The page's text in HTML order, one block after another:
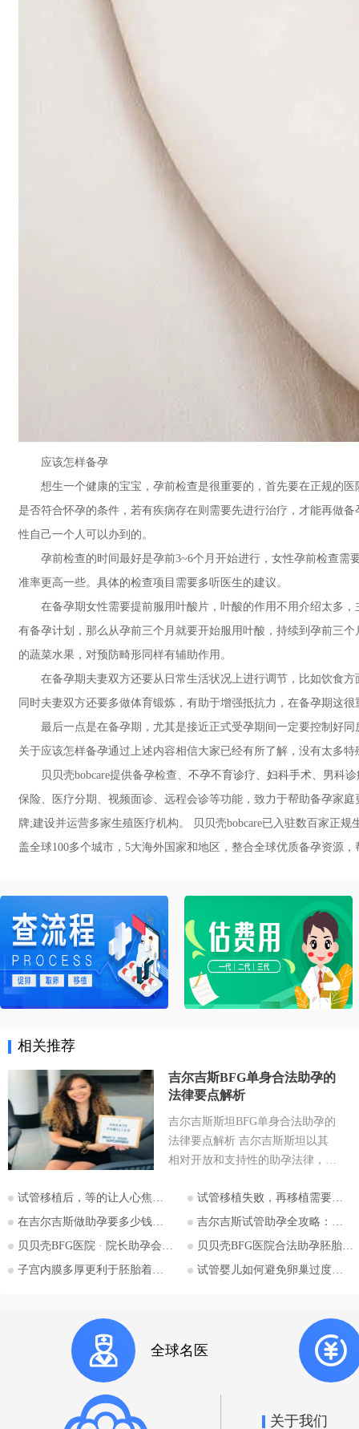
应该怎样备孕
想生一个健康的宝宝，孕前检查是很重要的，首先要在正规的医
是否符合怀孕的条件，若有疾病存在则需要先进行治疗，才能再做
性自己一个人可以办到的。
孕前检查的时间最好是孕前3~6个月开始进行，女性孕前检查需
准率更高一些。具体的检查项目需要多听医生的建议。
在备孕期女性需要提前服用叶酸片，叶酸的作用不用介绍太多，
有备孕计划，那么从孕前三个月就要开始服用叶酸，持续到孕前三
的蔬菜水果，对预防畸形同样有辅助作用。
在备孕期夫妻双方还要从日常生活状况上进行调节，比如饮食方
同时夫妻双方还要多做体育锻炼，有助于增强抵抗力，在备孕期这很
最后一点是在备孕期，尤其是接近正式受孕期间一定要控制好同
关于应该怎样备孕通过上述内容相信大家已经有所了解，没有太多
贝贝壳bobcare提供备孕检查、 不孕不育诊疗、 妇科手术、男科
保险、医疗分期、视频面诊、远程会诊等功能，致力于帮助备孕家
牌;建设并运营多家生殖医疗机构。 贝贝壳bobcare已入驻数百家正
盖全球100多个城市，5大海外国家和地区，整合全球优质备孕资源
相关推荐
吉尔吉斯BFG单身合法助孕的
法律要点解析
吉尔吉斯斯坦BFG单身合法助孕的
法律要点解析 吉尔吉斯斯坦以其
相对开放和支持性的助孕法律，成
地。特别是对于希望通过助孕实现
为人父母梦想的单身人士，吉尔吉
斯斯坦的法律框架值得深入探讨。
法律的核心要点，并特别关注单身
拉套大学附属BFG生殖妇产医院的
咨询信息。 核心要点一：吉尔吉
斯斯坦助孕法律概述 吉尔吉斯斯
试管移植后，等的让人心焦的胎心和胎芽，何时会出现？
试管移植失败，再移植需要注意哪些？
在吉尔吉斯做助孕要多少钱？2026比什凯克费用全公开，拒绝隐形消费
吉尔吉斯试管助孕全攻略：为什么越来越多的中国家庭选择比什凯克？
贝贝壳BFG医院 · 院长助孕会（济南站）
贝贝壳BFG医院合法助孕胚胎移植流程详解
子宫内膜多厚更利于胚胎着床？
试管婴儿如何避免卵巢过度刺激综合征
全球名医
关于我们